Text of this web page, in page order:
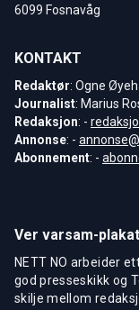
6099 Fosnavåg
KONTAKT
Redaktør: Ogne
Journalist: Marius
Redaksjon: -
Annonse: -
Abonnement: -
Ver varsam-
NETT NO arbeider
god presseskikk og
skilje mellom